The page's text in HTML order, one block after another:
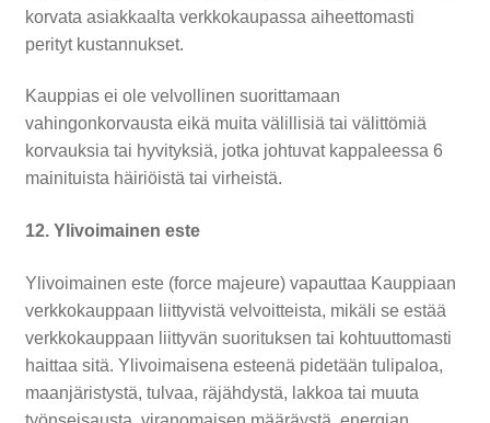
korvata asiakkaalta verkkokaupassa aiheettomasti
perityt kustannukset.
Kauppias ei ole velvollinen suorittamaan
vahingonkorvausta eikä muita välillisiä tai välittömiä
korvauksia tai hyvityksiä, jotka johtuvat kappaleessa 6
mainituista häiriöistä tai virheistä.
12. Ylivoimainen este
Ylivoimainen este (force majeure) vapauttaa Kauppiaan
verkkokauppaan liittyvistä velvoitteista, mikäli se estää
verkkokauppaan liittyvän suorituksen tai kohtuuttomasti
haittaa sitä. Ylivoimaisena esteenä pidetään tulipaloa,
maanjäristystä, tulvaa, räjähdystä, lakkoa tai muuta